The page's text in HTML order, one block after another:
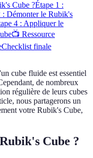
Cube ?Étape 1 :
: Démonter le Rubik's
4 : Appliquer le
📺 Ressource
Checklist finale
cube fluide est essentiel
de nombreux
régulière de leurs cubes
nous partagerons un
votre Rubik's Cube,
Cube ?